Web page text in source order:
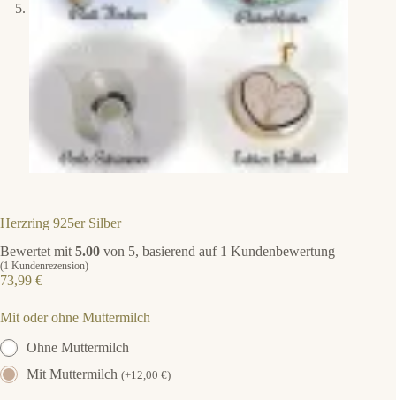
Herzring 925er Silber
Bewertet mit 5.00 von 5, basierend auf 1 Kundenbewertung
(1 Kundenrezension)
73,99 €
Mit oder ohne Muttermilch
Ohne Muttermilch
Mit Muttermilch (+12,00 €)